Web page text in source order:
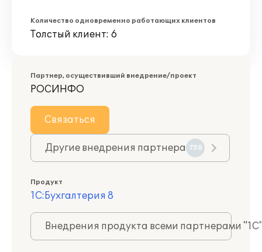
Количество одновременно работающих клиентов
Толстый клиент: 6
Партнер, осуществивший внедрение/проект
РОСИНФО
Связаться
Другие внедрения партнера 750
Продукт
1С:Бухгалтерия 8
Внедрения продукта всеми партнерами